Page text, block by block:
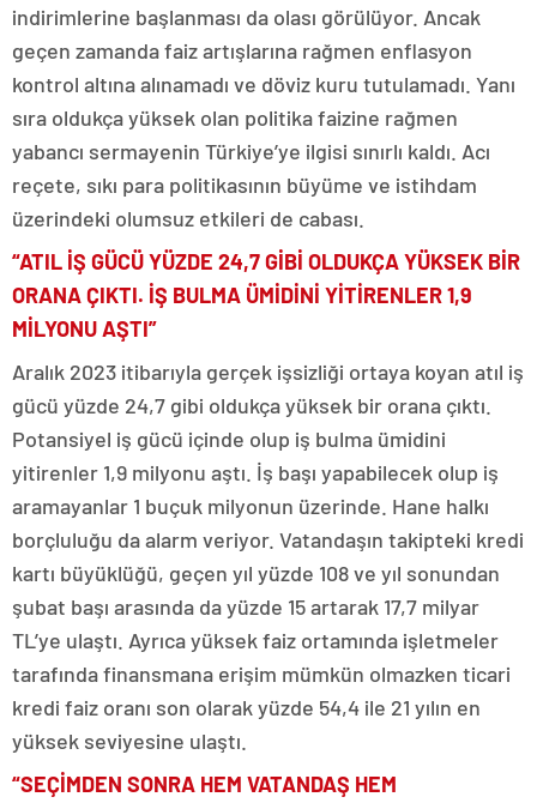
indirimlerine başlanması da olası görülüyor. Ancak
geçen zamanda faiz artışlarına rağmen enflasyon
kontrol altına alınamadı ve döviz kuru tutulamadı. Yanı
sıra oldukça yüksek olan politika faizine rağmen
yabancı sermayenin Türkiye’ye ilgisi sınırlı kaldı. Acı
reçete, sıkı para politikasının büyüme ve istihdam
üzerindeki olumsuz etkileri de cabası.
“ATIL İŞ GÜCÜ YÜZDE 24,7 GİBİ OLDUKÇA YÜKSEK BİR
ORANA ÇIKTI. İŞ BULMA ÜMİDİNİ YİTİRENLER 1,9
MİLYONU AŞTI”
Aralık 2023 itibarıyla gerçek işsizliği ortaya koyan atıl iş
gücü yüzde 24,7 gibi oldukça yüksek bir orana çıktı.
Potansiyel iş gücü içinde olup iş bulma ümidini
yitirenler 1,9 milyonu aştı. İş başı yapabilecek olup iş
aramayanlar 1 buçuk milyonun üzerinde. Hane halkı
borçluluğu da alarm veriyor. Vatandaşın takipteki kredi
kartı büyüklüğü, geçen yıl yüzde 108 ve yıl sonundan
şubat başı arasında da yüzde 15 artarak 17,7 milyar
TL’ye ulaştı. Ayrıca yüksek faiz ortamında işletmeler
tarafında finansmana erişim mümkün olmazken ticari
kredi faiz oranı son olarak yüzde 54,4 ile 21 yılın en
yüksek seviyesine ulaştı.
“SEÇİMDEN SONRA HEM VATANDAŞ HEM